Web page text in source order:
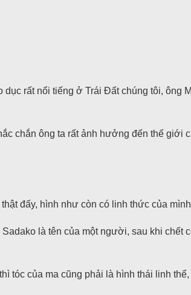
rất nổi tiếng ở Trái Đất chúng tôi, ông
chắn ông ta rất ảnh hưởng đến thế giới
đấy, hình như còn có linh thức của
là tên của một người, sau khi chết
tóc của ma cũng phải là hình thái linh